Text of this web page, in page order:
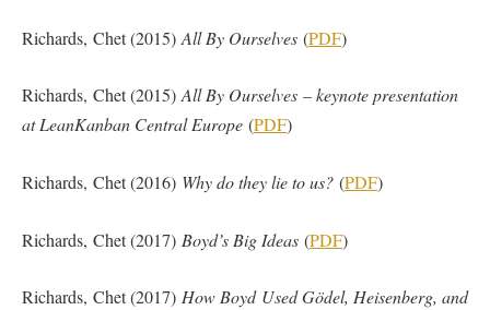
Richards, Chet (2015) All By Ourselves (PDF)
Richards, Chet (2015)All By Ourselves – keynote presentation
at LeanKanban Central Europe (PDF)
Richards, Chet (2016) Why do they lie to us? (PDF)
Richards, Chet (2017) Boyd’s Big Ideas (PDF)
Richards, Chet (2017) How Boyd Used Gödel, Heisenberg, and